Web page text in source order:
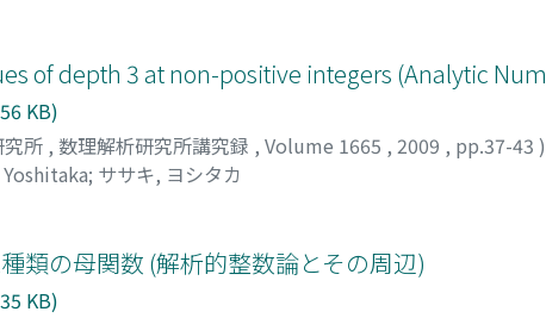
of depth 3 at non-positive integers (Analytic
KB)
所 , 数理解析研究所講究録 , Volume 1665 , 2009 , pp.37-43 )
; ササキ, ヨシタカ
類の母関数 (解析的整数論とその周辺)
KB)